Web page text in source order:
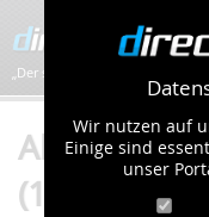
Wir nutzen auf
Einige sind
unser
„Der schnellste Bilder-Hoster im
Album
(129 Bilder)